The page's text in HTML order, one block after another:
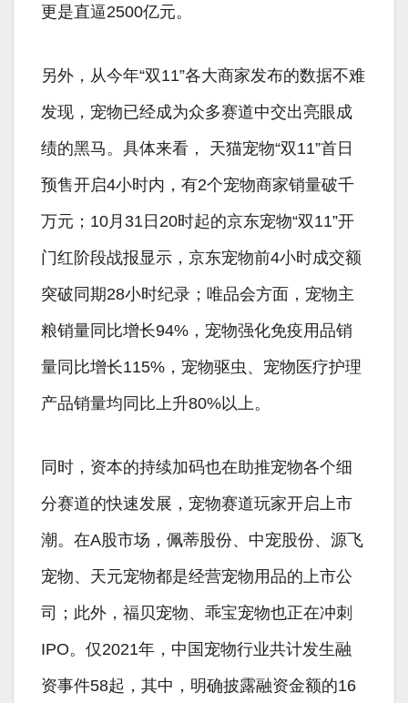
更是直逼2500亿元。
另外，从今年“双11”各大商家发布的数据不难
发现，宠物已经成为众多赛道中交出亮眼成
绩的黑马。具体来看， 天猫宠物“双11”首日
预售开启4小时内，有2个宠物商家销量破千
万元；10月31日20时起的京东宠物“双11”开
门红阶段战报显示，京东宠物前4小时成交额
突破同期28小时纪录；唯品会方面，宠物主
粮销量同比增长94%，宠物强化免疫用品销
量同比增长115%，宠物驱虫、宠物医疗护理
产品销量均同比上升80%以上。
同时，资本的持续加码也在助推宠物各个细
分赛道的快速发展，宠物赛道玩家开启上市
潮。在A股市场，佩蒂股份、中宠股份、源飞
宠物、天元宠物都是经营宠物用品的上市公
司；此外，福贝宠物、乖宝宠物也正在冲刺
IPO。仅2021年，中国宠物行业共计发生融
资事件58起，其中，明确披露融资金额的16